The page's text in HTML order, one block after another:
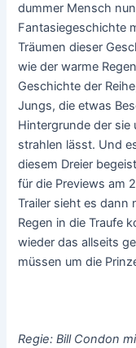
dummer Mensch
Fantasiegeschichte
Träumen dieser
wie der warme
Geschichte der
Jungs, die etwas
Hintergrunde der
strahlen lässt. Und
diesem Dreier
für die Previews am
Trailer sieht es dann
Regen in die Traufe
wieder das allseits
müssen um die
Regie: Bill Condon